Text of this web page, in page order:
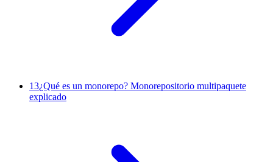
13¿Qué es un monorepo? Monorepositorio multipaquete
explicado